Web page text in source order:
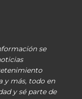
se
y más, todo en
y sé parte de